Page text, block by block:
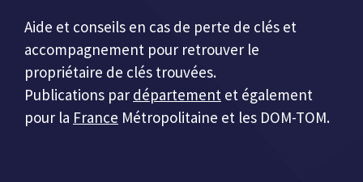
Aide et conseils en cas de perte de clés et
accompagnement pour retrouver le
propriétaire de clés trouvées.
Publications par département et également
pour la France Métropolitaine et les DOM-TOM.